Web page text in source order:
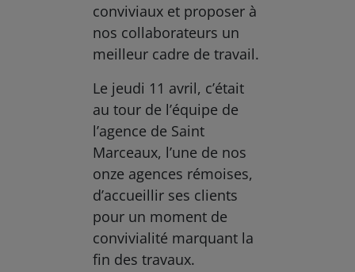
conviviaux et proposer à
nos collaborateurs un
meilleur cadre de travail.
Le jeudi 11 avril, c’était
au tour de l’équipe de
l’agence de Saint
Marceaux, l’une de nos
onze agences rémoises,
d’accueillir ses clients
pour un moment de
convivialité marquant la
fin des travaux.